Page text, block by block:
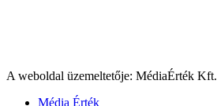
A weboldal üzemeltetője: MédiaÉrték Kft.
Média Érték